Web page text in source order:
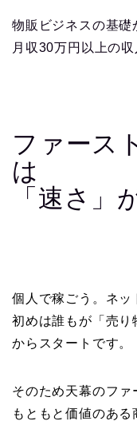
物販ビジネスの基礎
月収30万円以上の収
ファース
は
「速さ」
個人で稼ごう。ネッ
初めは誰もが「売り
からスタートです。
そのため天幕のファ
もともと価値のあ